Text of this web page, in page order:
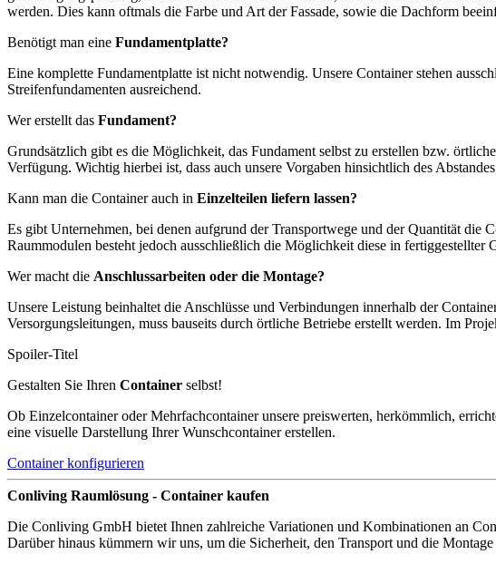
werden. Dies kann oftmals die Farbe und Art der Fassade, sowie die Dachform
Benötigt man eine Fundamentplatte?
Eine komplette Fundamentplatte ist nicht notwendig. Unsere Container stehen
Streifenfundamenten ausreichend.
Wer erstellt das Fundament?
Grundsätzlich gibt es die Möglichkeit, das Fundament selbst zu erstellen bzw.
Verfügung. Wichtig hierbei ist, dass auch unsere Vorgaben hinsichtlich des
Kann man die Container auch in Einzelteilen liefern lassen?
Es gibt Unternehmen, bei denen aufgrund der Transportwege und der Quantität
Raummodulen besteht jedoch ausschließlich die Möglichkeit diese in
Wer macht die Anschlussarbeiten oder die Montage?
Unsere Leistung beinhaltet die Anschlüsse und Verbindungen innerhalb der
Versorgungsleitungen, muss bauseits durch örtliche Betriebe erstellt werden. Im
Spoiler-Titel
Gestalten Sie Ihren Container selbst!
Ob Einzelcontainer oder Mehrfachcontainer unsere preiswerten, herkömmlich,
eine visuelle Darstellung Ihrer Wunschcontainer erstellen.
Container konfigurieren
Conliving Raumlösung - Container kaufen
Die Conliving GmbH bietet Ihnen zahlreiche Variationen und Kombinationen an
Darüber hinaus kümmern wir uns, um die Sicherheit, den Transport und die